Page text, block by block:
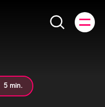
5 min.